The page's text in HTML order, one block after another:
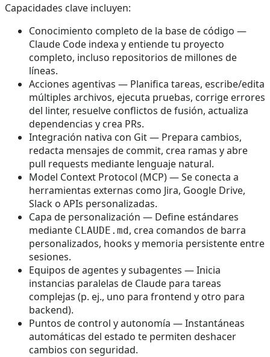
Capacidades clave incluyen:
Conocimiento completo de la base de código —
Claude Code indexa y entiende tu proyecto
completo, incluso repositorios de millones de
líneas.
Acciones agentivas — Planifica tareas, escribe/edita
múltiples archivos, ejecuta pruebas, corrige errores
del linter, resuelve conflictos de fusión, actualiza
dependencias y crea PRs.
Integración nativa con Git — Prepara cambios,
redacta mensajes de commit, crea ramas y abre
pull requests mediante lenguaje natural.
Model Context Protocol (MCP) — Se conecta a
herramientas externas como Jira, Google Drive,
Slack o APIs personalizadas.
Capa de personalización — Define estándares
mediante CLAUDE.md, crea comandos de barra
personalizados, hooks y memoria persistente entre
sesiones.
Equipos de agentes y subagentes — Inicia
instancias paralelas de Claude para tareas
complejas (p. ej., uno para frontend y otro para
backend).
Puntos de control y autonomía — Instantáneas
automáticas del estado te permiten deshacer
cambios con seguridad.